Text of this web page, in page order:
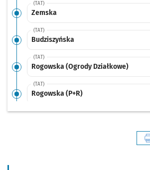
(TAT)
Zemska
(TAT)
Budziszyńska
(TAT)
Rogowska (Ogrody Działkowe)
(TAT)
Rogowska (P+R)
(TAT)